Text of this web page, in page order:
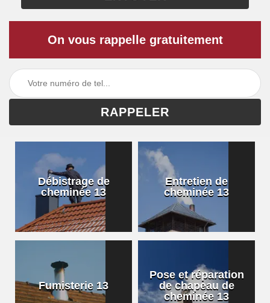
On vous rappelle gratuitement
Débistrage de
cheminée 13
Entretien de
cheminée 13
Fumisterie 13
Pose et réparation
de chapeau de
cheminée 13